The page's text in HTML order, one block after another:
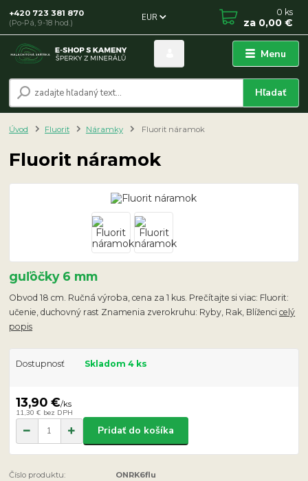
Menu
EUR
Hľadať
+420 723 381 870
(Po-Pá, 9-18 hod.)
0 ks
za 0,00 €
Úvod Fluorit Náramky Fluorit náramok
Fluorit náramok
guľôčky 6 mm
Obvod 18 cm. Ručná výroba, cena za 1 kus. Prečítajte si viac: Fluorit:
učenie, duchovný rast Znamenia zverokruhu: Ryby, Rak, Blížencicelý
popis
Dostupnosť Skladom 4 ks
13,90 €/ks
11,30 € bez DPH
Pridať do košíka
Číslo produktu: ONRK6flu